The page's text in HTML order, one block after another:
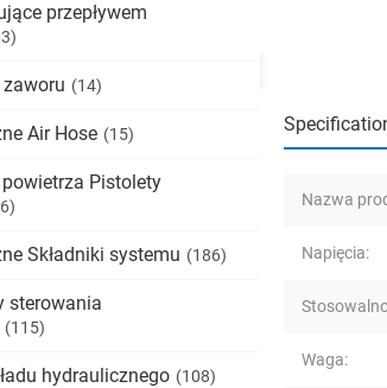
przepływem
(14)
Air Hose (15)
Pistolety
Składniki systemu (186)
sterowania
(115)
hydraulicznego (108)
Nazwa
Napięcia:
Waga: